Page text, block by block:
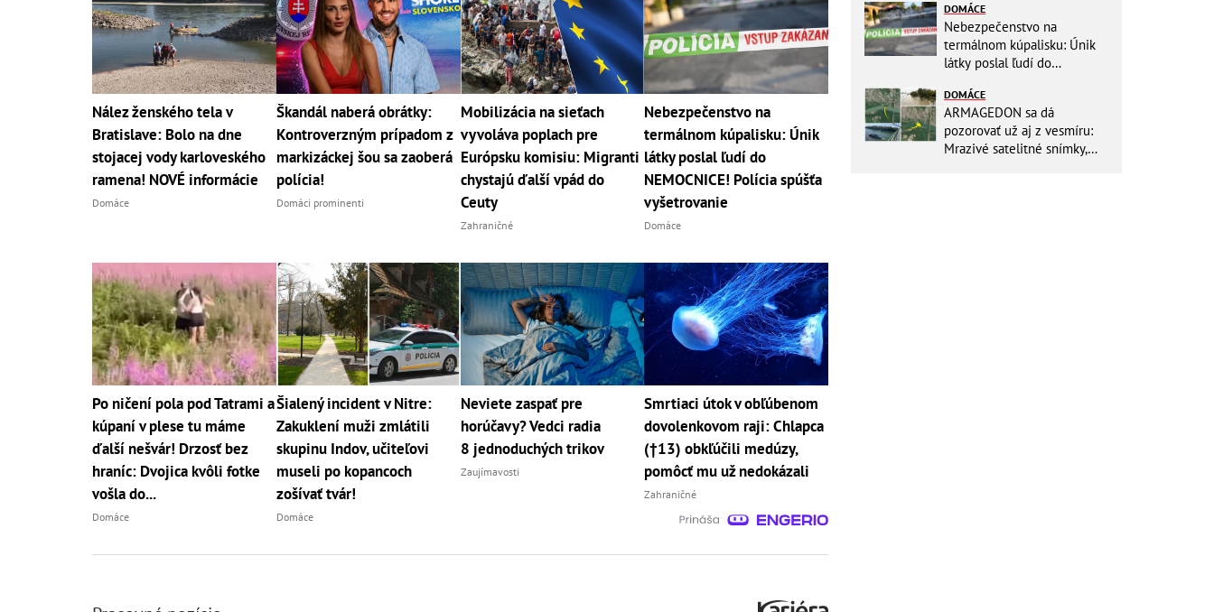
Nález ženského tela v
Bratislave: Bolo na dne
stojacej vody karloveského
ramena! NOVÉ informácie
Domáce
Škandál naberá obrátky:
Kontroverzným prípadom z
markizáckej šou sa zaoberá
polícia!
Domáci prominenti
Mobilizácia na sieťach
vyvoláva poplach pre
Európsku komisiu: Migranti
chystajú ďalší vpád do
Ceuty
Zahraničné
Nebezpečenstvo na
termálnom kúpalisku: Únik
látky poslal ľudí do
NEMOCNICE! Polícia spúšťa
vyšetrovanie
Domáce
Po ničení pola pod Tatrami a
kúpaní v plese tu máme
ďalší nešvár! Drzosť bez
hraníc: Dvojica kvôli fotke
vošla do...
Domáce
Šialený incident v Nitre:
Zakuklení muži zmlátili
skupinu Indov, učiteľovi
museli po kopancoch
zošívať tvár!
Domáce
Neviete zaspať pre
horúčavy? Vedci radia
8 jednoduchých trikov
Zaujímavosti
Smrtiaci útok v obľúbenom
dovolenkovom raji: Chlapca
(†13) obkľúčili medúzy,
pomôcť mu už nedokázali
Zahraničné
aj vy
DOMÁCE
Nebezpečenstvo na
termálnom kúpalisku: Únik
látky poslal ľudí do
vyšetrovanie
DOMÁCE
ARMAGEDON sa dá
pozorovať už aj z vesmíru:
Mrazivé satelitné snímky,